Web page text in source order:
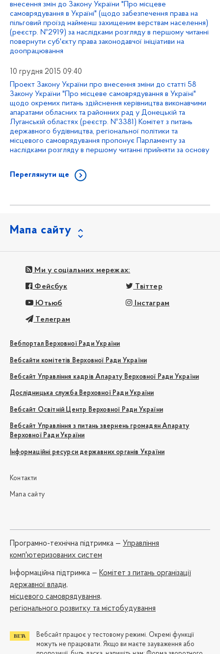
внесення змін до Закону України "Про місцеве
самоврядування в Україні" (щодо забезпечення права на
пільговий проїзд найменш захищеним верствам населення)
(реєстр. №2919) за наслідками розгляду в першому читанні
повернути суб'єкту права законодавчої ініціативи на
доопрацювання
10 грудня 2015 09:40
Проект Закону України про внесення зміни до статті 58
Закону України "Про місцеве самоврядування в Україні"
щодо окремих питань здійснення керівництва виконавчими
апаратами обласних та районних рад у Донецькій та
Луганській областях (реєстр. №3381) Комітет з питань
державного будівництва, регіональної політики та
місцевого самоврядування пропонує Парламенту за
наслідками розгляду в першому читанні прийняти за основу
Переглянути ще
Мапа сайту
Ми у соціальних мережах:
Фейсбук Твіттер
Ютьюб Інстаграм
Телеграм
Вебпортал Верховної Ради України
Вебсайти комітетів Верховної Ради України
Вебсайт Управління кадрів Апарату Верховної Ради України
Дослідницька служба Верховної Ради України
Вебсайт Освітній Центр Верховної Ради України
Вебсайт Управління з питань звернень громадян Апарату
Верховної Ради України
Інформаційні ресурси державних органів України
Контакти
Мапа сайту
Програмно-технічна підтримка — Управління
комп'ютеризованих систем
Iнформаційна підтримка — Комітет з питань організації
державної влади,
місцевого самоврядування,
регіонального розвитку та містобудування
Вебсайт працює у тестовому режимі. Окремі функції
можуть не працювати. Якщо ви маєте зауваження або